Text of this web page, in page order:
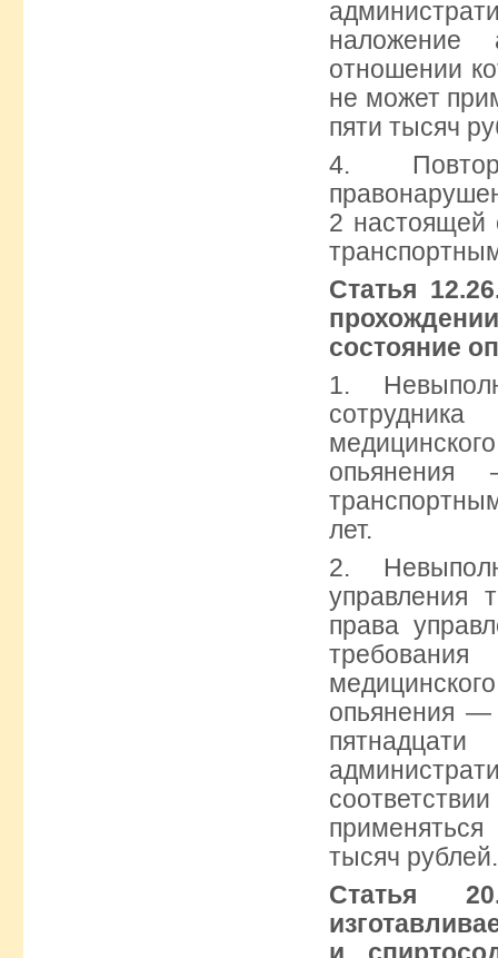
наложение
отношении
не может
пяти тысяч
4.
2 настоящей
Статья
состояние
1.
лет.
2.
управления
права
опьянения —
тысяч рублей.
Статья